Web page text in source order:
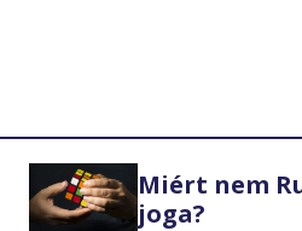
Miért nem
joga?